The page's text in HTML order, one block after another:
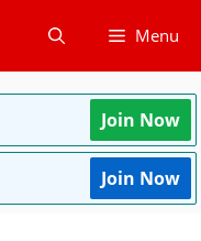
Menu
Join Now
Join Now